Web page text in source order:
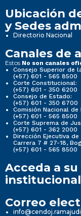
Ubicación
y Sedes
Directorio Nacional
Canales de
Estos No son canales
Consejo Superior de
(+57) 601 - 565 8500
Corte Constitucional:
(+57) 601 - 350 6200
Consejo de Estado:
(+57) 601 - 350 6700
Comisión Nacional
(+57) 601 - 565 8500
Corte Suprema de
(+57) 601 - 362 2000
Dirección Ejecutiva
Carrera 7 # 27-18,
(+57) 601 - 565 8500
Acceda a
institucional
Correo